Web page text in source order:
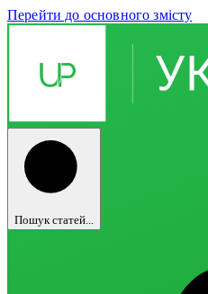
Перейти до основного змісту
Пошук статей...